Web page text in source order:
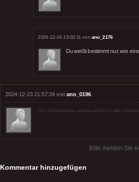
2024-12-24 13:02:11 von ano_2176
Du weißt bestimmt nur, wie
2024-12-23 21:57:34 von ano_0196
Der Kommentar wurde entfernt, der Inhalt
Bitte melden Sie
Kommentar hinzugefügen